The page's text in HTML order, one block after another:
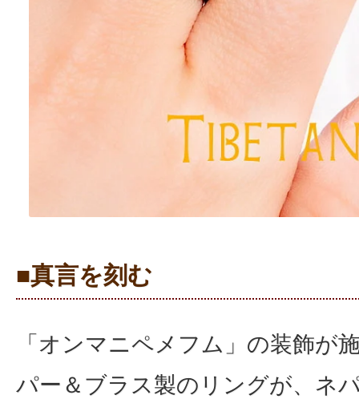
■真言を刻む
「オンマニペメフム」の装飾が
パー＆ブラス製のリングが、ネ